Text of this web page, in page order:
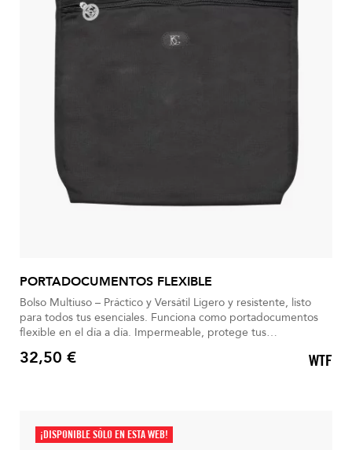
PORTADOCUMENTOS FLEXIBLE
Bolso Multiuso – Práctico y Versátil Ligero y resistente, listo
para todos tus esenciales. Funciona como portadocumentos
flexible en el día a día. Impermeable, protege tus
y accesorios. Ideal para viajar: lo imprescindible siempre a
Precio
32,50 € WTF
¡DISPONIBLE SÓLO EN ESTA WEB!